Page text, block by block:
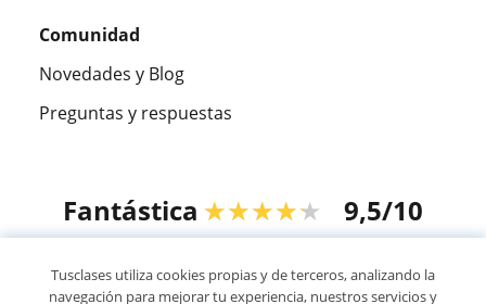
Comunidad
Novedades y Blog
Preguntas y respuestas
Fantástica ★★★★★ 9,5/10
Tusclases utiliza cookies propias y de terceros, analizando la
navegación para mejorar tu experiencia, nuestros servicios y